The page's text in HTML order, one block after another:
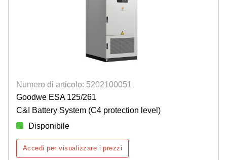
Numero di articolo: 5202100051
Goodwe ESA 125/261
C&I Battery System (C4 protection level)
Disponibile
Accedi per visualizzare i prezzi